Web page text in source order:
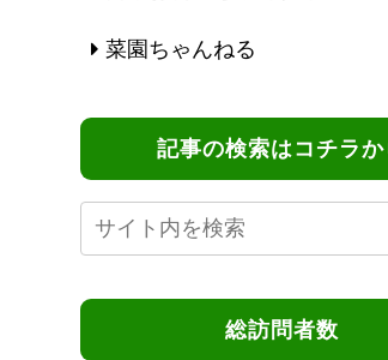
菜園ちゃんねる
記事の検索はコチラか
総訪問者数